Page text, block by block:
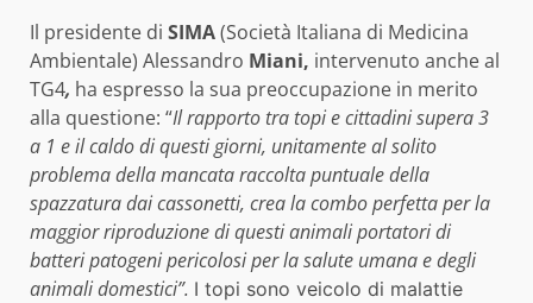
Il presidente di SIMA(Società Italiana di Medicina
Ambientale) Alessandro Miani, intervenuto anche al
TG4, ha espresso la sua preoccupazione in merito
alla questione: “Il rapporto tra topi e cittadini supera 3
a 1 e il caldo di questi giorni, unitamente al solito
problema della mancata raccolta puntuale della
spazzatura dai cassonetti, crea la combo perfetta per la
maggior riproduzione di questi animali portatori di
batteri patogeni pericolosi per la salute umana e degli
animali domestici”. I topi sono veicolo di malattie